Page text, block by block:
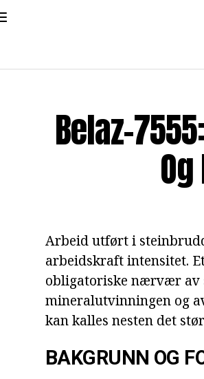
Belaz-
Arbeid utført i
arbeidskraft intensitet.
obligatoriske nærvær av
mineralutvinningen og
kan kalles nesten det
BAKGRUNN OG